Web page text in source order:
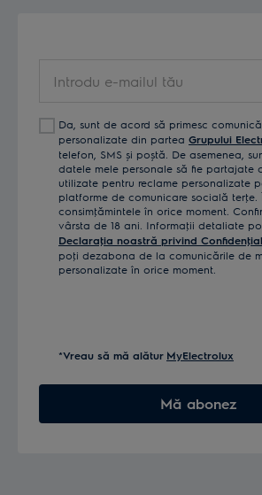
Da, sunt de acord să primesc
personalizate din partea Grupului
telefon, SMS și poștă. De asemenea,
datele mele personale să fie partajate
utilizate pentru reclame personalizate
platforme de comunicare socială terţe.
consimţămintele în orice moment.
vârsta de 18 ani. Informaţii detaliate
Declaraţia noastră privind
poţi dezabona de la comunicările de
personalizate în orice moment.
*Vreau să mă alătur MyElectrolux
Mă abonez